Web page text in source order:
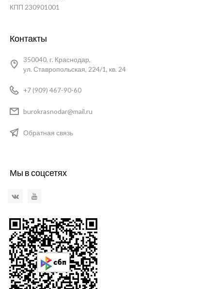
КПП 230901001
Контакты
350040, г. Краснодар,
ул. Ставропольская, 224/1, кв. 24
+7 (909) 467-90-60
burokrasnodar@mail.ru
Обратная связь
Мы в соцсетях